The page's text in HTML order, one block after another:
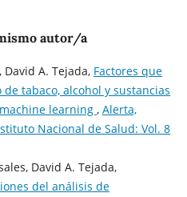
autor/a
David A. Tejada, Factores que
tabaco, alcohol y sustancias
learning , Alerta,
Nacional de Salud: Vol. 8
David A. Tejada,
del análisis de